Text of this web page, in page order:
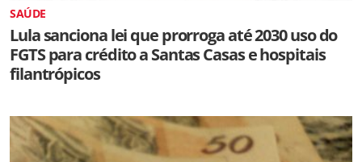
SAÚDE
Lula sanciona lei que prorroga até 2030 uso do
FGTS para crédito a Santas Casas e hospitais
filantrópicos